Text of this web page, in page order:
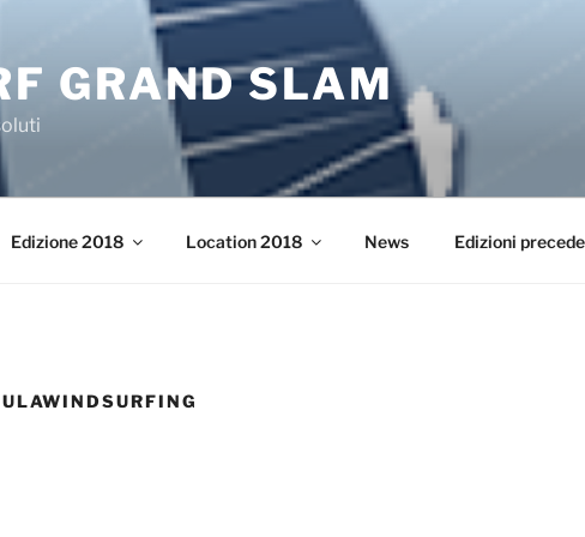
GRAND SLAM
Edizione 2018 Location 2018 News Edizioni